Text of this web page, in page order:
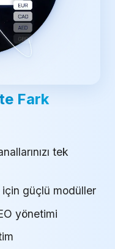
Fark
tek
için güçlü modüller
yönetimi